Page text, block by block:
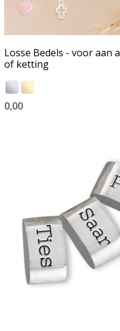
Losse Bedels - voor aan
of ketting
0,00